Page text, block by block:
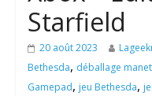
Starfield
20 août 2023
Bethesda, déballage
Gamepad, jeu Bethesda,